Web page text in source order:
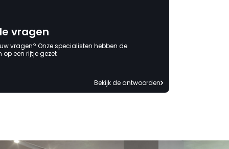
vragen
vragen? Onze specialisten hebben de
een rijtje gezet
Bekijk de antwoorden